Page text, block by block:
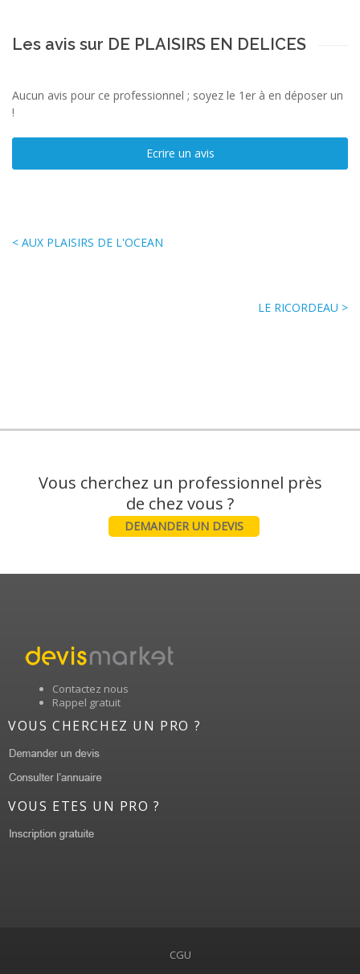
Les avis sur DE PLAISIRS EN DELICES
Aucun avis pour ce professionnel ; soyez le 1er à en déposer un
!
Ecrire un avis
< AUX PLAISIRS DE L'OCEAN
LE RICORDEAU >
Vous cherchez un professionnel près
DEMANDER UN DEVIS
Contactez nous
Rappel gratuit
VOUS CHERCHEZ UN PRO ?
VOUS ETES UN PRO ?
CGU